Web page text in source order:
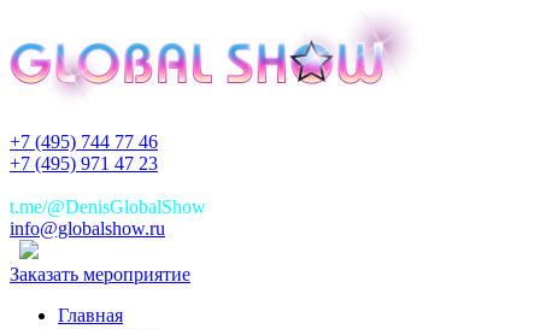
+7 (495) 744 77 46
+7 (495) 971 47 23
t.me/@DenisGlobalShow
info@globalshow.ru
Заказать мероприятие
Главная